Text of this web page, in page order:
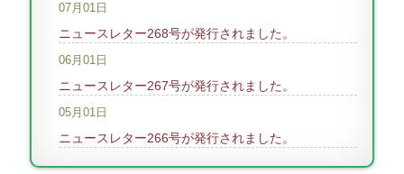
07月01日
ニュースレター268号が発行されました。
06月01日
ニュースレター267号が発行されました。
05月01日
ニュースレター266号が発行されました。